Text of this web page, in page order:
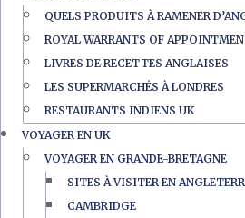
QUELS PRODUITS À RAMENER
ROYAL WARRANTS OF
LIVRES DE RECETTES ANGLAISES
LES SUPERMARCHÉS À LONDRES
RESTAURANTS INDIENS UK
VOYAGER EN UK
VOYAGER EN GRANDE-BRETAGNE
SITES À VISITER EN
CAMBRIDGE